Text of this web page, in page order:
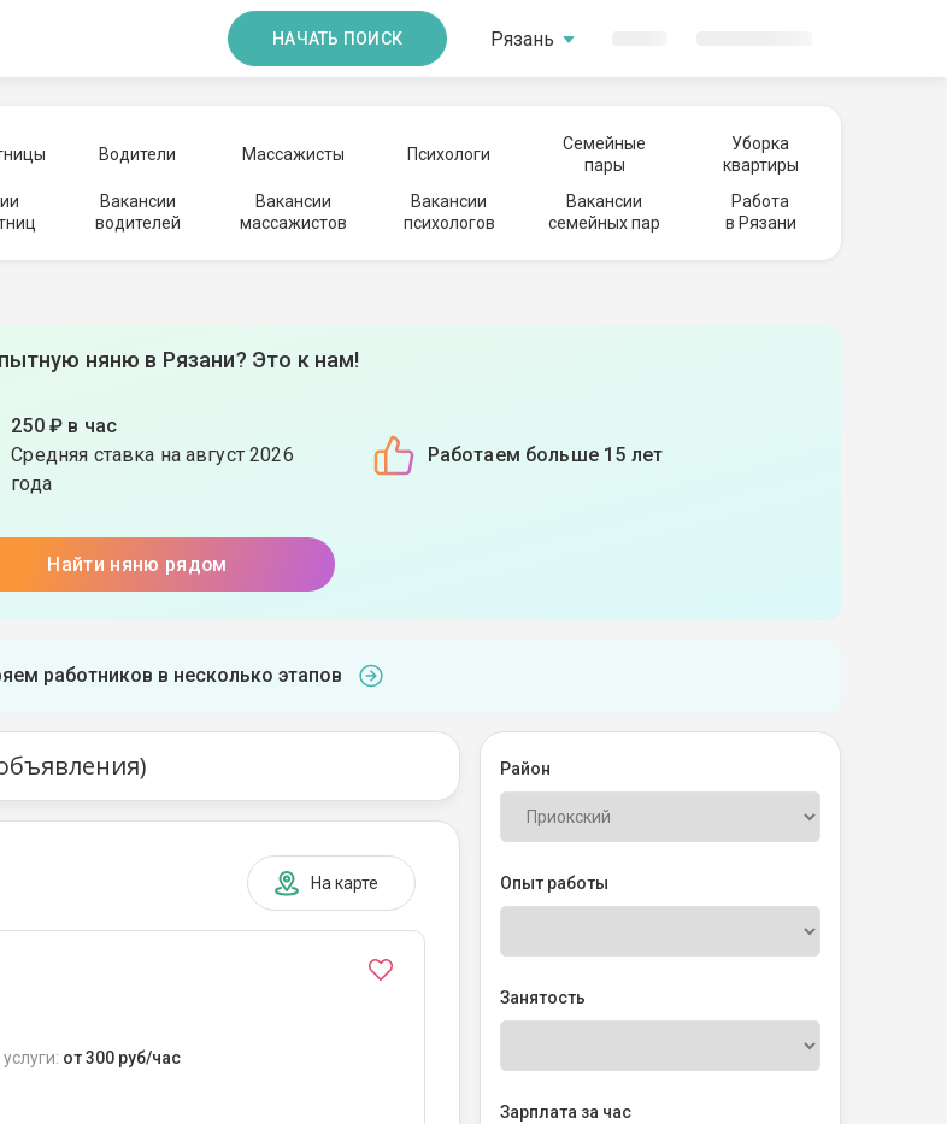
НАЧАТЬ ПОИСК Рязань
Водители Массажисты Психологи
Семейные
пары
Уборка
квартиры
Вакансии
водителей
Вакансии
массажистов
Вакансии
психологов
Вакансии
семейных пар
Работа
в Рязани
няню в Рязани? Это к нам!
250 ₽ в час
Средняя ставка на август 2026
года
Работаем больше 15 лет
Найти няню рядом
работников в несколько этапов
На карте
услуги: от 300 руб/час
Район
Опыт работы
Занятость
Зарплата за час